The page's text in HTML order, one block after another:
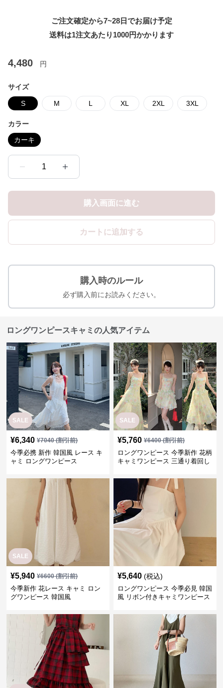
ご注文確定から7~28日でお届け予定
送料は1注文あたり 1000円かかります
4,480 円
サイズ
S M L XL 2XL 3XL
カラー
カーキ
1
購入画面に進む
カートに追加する
購入時のルール
必ず購入前にお読みください。
ロングワンピースキャミの人気アイテム
SALE
¥6,340 ¥7040(割引前)
今季必携 新作 韓国風 レース キ
ャミ ロングワンピース
SALE
¥5,760 ¥6400(割引前)
ロングワンピース 今季新作 花柄
キャミワンピース 三通り着回し
SALE
¥5,940 ¥6600(割引前)
今季新作 花レース キャミ ロン
グワンピース 韓国風
¥5,640 (税込)
ロングワンピース 今季必見 韓国
風 リボン付きキャミワンピース